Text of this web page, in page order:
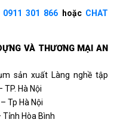
0911 301 866 hoặcCHAT
VÀ THƯƠNG MẠI AN
sản xuất Làng nghề tập
Hà Nội
Tp Hà Nội
Tỉnh Hòa Bình